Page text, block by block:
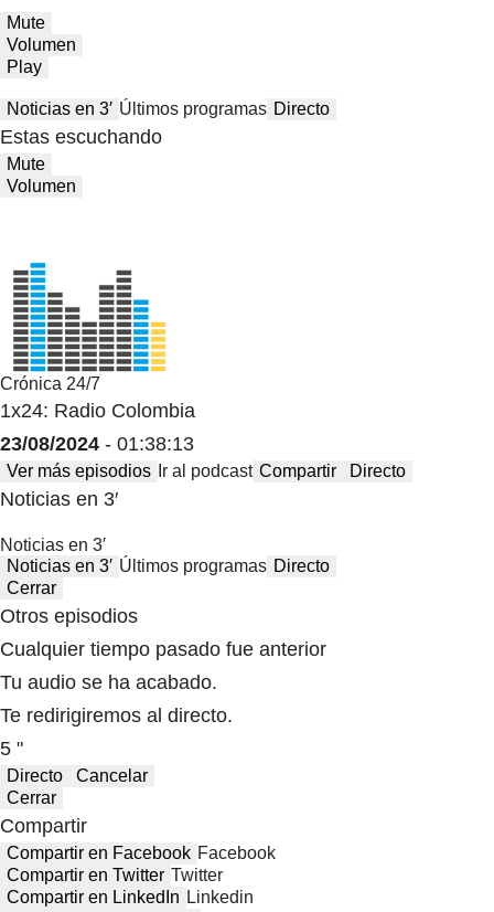
Mute
Volumen
Play
Noticias en 3′ Últimos programas Directo
Estas escuchando
Mute
Volumen
Crónica 24/7
1x24: Radio Colombia
23/08/2024 - 01:38:13
Ver más episodios Ir al podcast Compartir Directo
Noticias en 3′
Noticias en 3′
Noticias en 3′ Últimos programas Directo
Cerrar
Otros episodios
Cualquier tiempo pasado fue anterior
Tu audio se ha acabado.
Te redirigiremos al directo.
5 "
Directo
Cancelar
Cerrar
Compartir
Compartir en Facebook Facebook
Compartir en Twitter Twitter
Compartir en LinkedIn Linkedin